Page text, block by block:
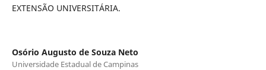
EXTENSÃO UNIVERSITÁRIA.
Osório Augusto de Souza Neto
Universidade Estadual de Campinas